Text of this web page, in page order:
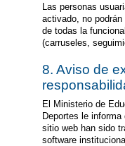
Las personas
activado, no
de todas la
(carruseles,
8. Aviso de
El Ministerio de
Deportes le
sitio web han sido
software